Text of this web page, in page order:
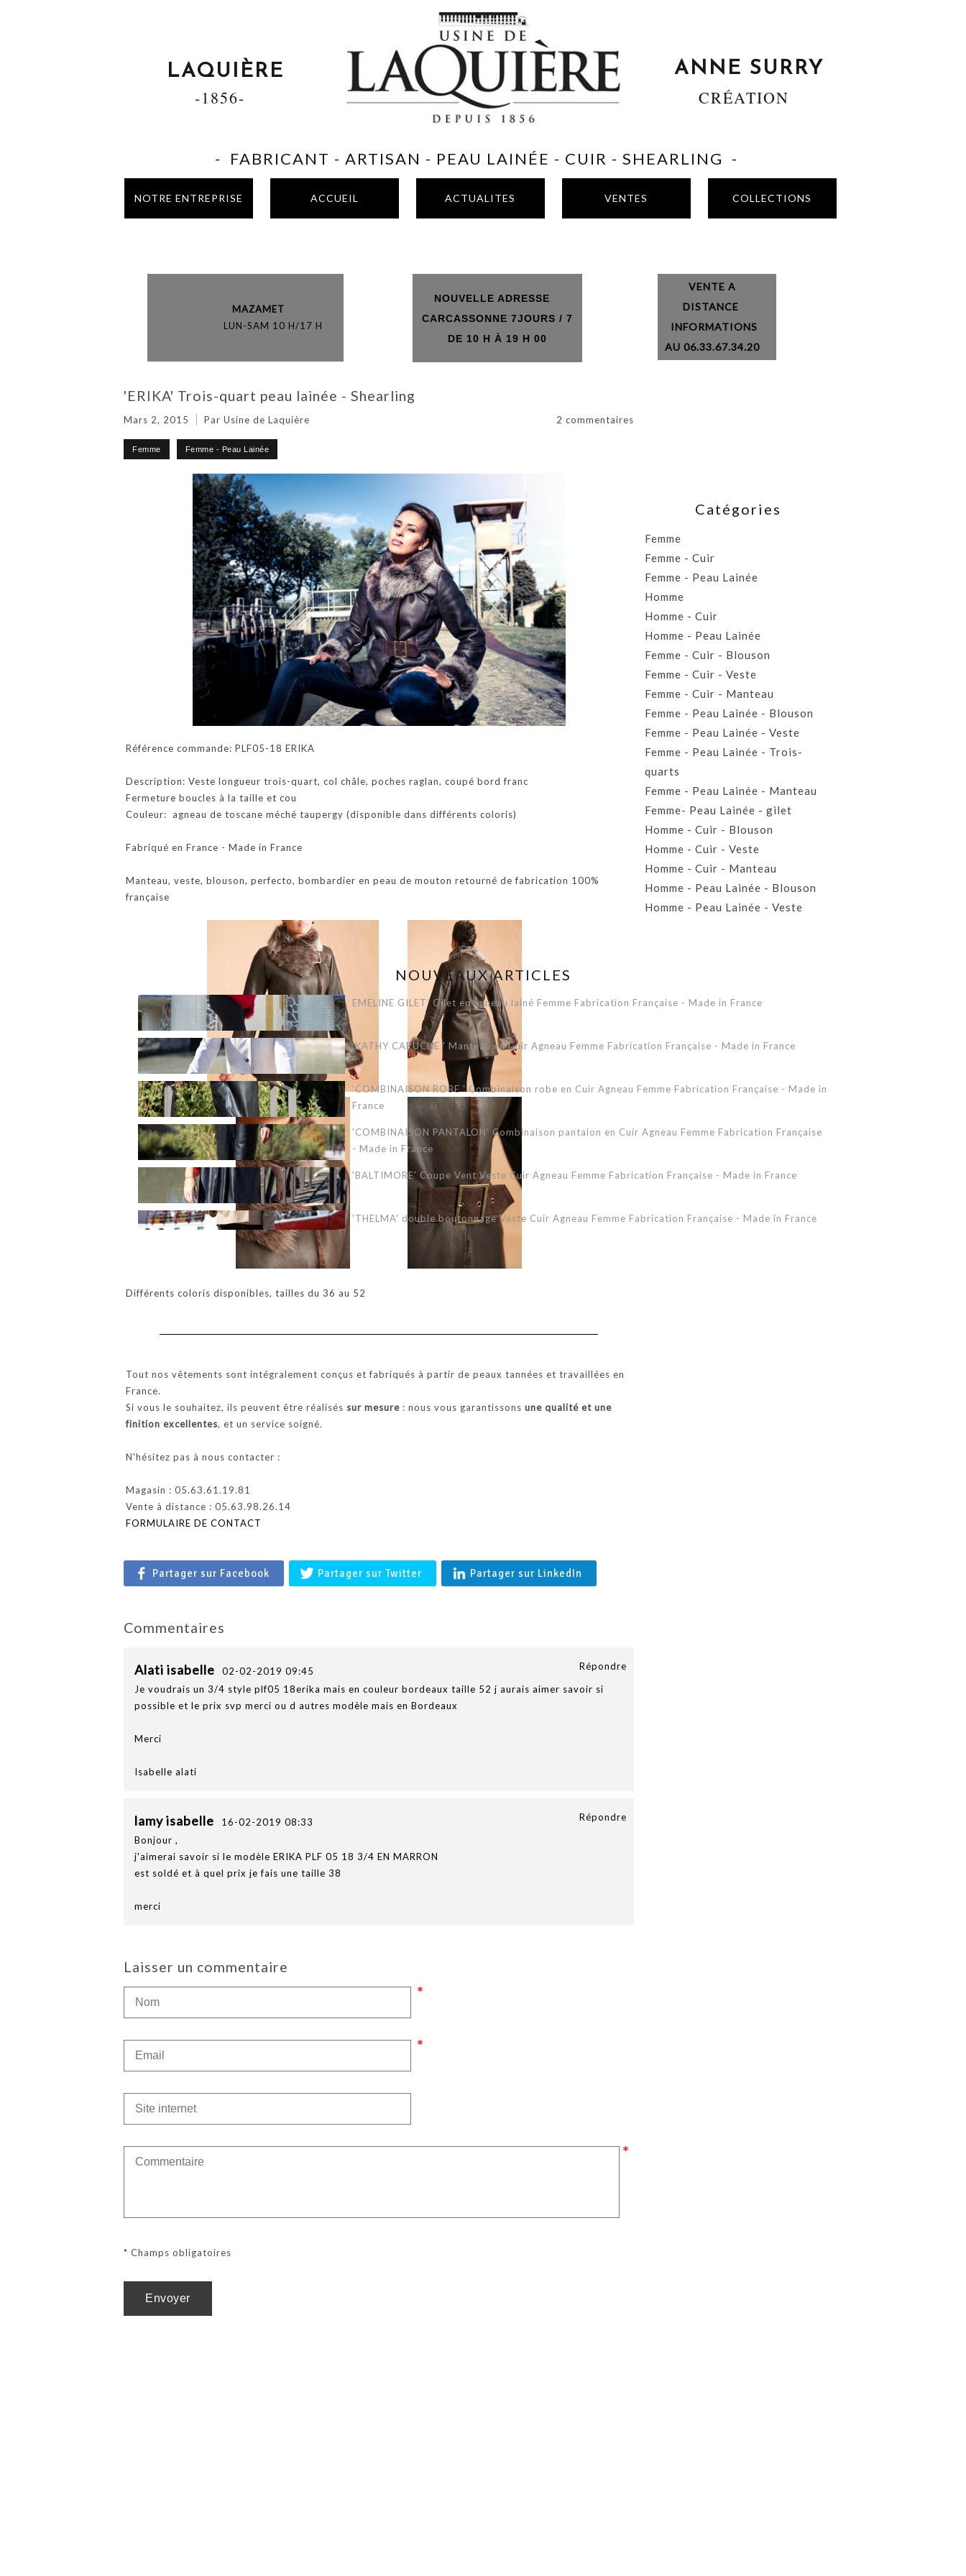
LAQUIÈRE ANNE SURRY
-1856- CRÉATION
NOUVELLE ADRESSE
CARCASSONNE 7JOURS / 7
DE 10 H À 19 H 00
VENTE A
DISTANCE
INFORMATIONS
AU 06.33.67.34.20
- FABRICANT - ARTISAN - PEAU LAINÉE - CUIR - SHEARLING -
MAZAMET
LUN-SAM 10 H/17 H
NOTRE ENTREPRISE ACCUEIL ACTUALITES VENTES COLLECTIONS
'ERIKA' Trois-quart peau lainée - Shearling
Mars 2, 2015 Par Usine de Laquière 2 commentaires
Référence commande: PLF05-18 ERIKA
Description: Veste longueur trois-quart, col châle, poches raglan, coupé bord franc
Fermeture boucles à la taille et cou
Couleur: agneau de toscane méché taupergy (disponible dans différents coloris)
Fabriqué en France - Made in France
Manteau, veste, blouson, perfecto, bombardier en peau de mouton retourné de fabrication 100%
française
Différents coloris disponibles, tailles du 36 au 52
Tout nos vêtements sont intégralement conçus et fabriqués à partir de peaux tannées et travaillées en
France.
Si vous le souhaitez, ils peuvent être réalisés sur mesure : nous vous garantissons une qualité et une
finition excellentes, et un service soigné.
N'hésitez pas à nous contacter :
Magasin : 05.63.61.19.81
Vente à distance : 05.63.98.26.14
FORMULAIRE DE CONTACT
Partager sur Facebook Partager sur Twitter Partager sur LinkedIn
Commentaires
Alati isabelle 02-02-2019 09:45
Répondre
Je voudrais un 3/4 style plf05 18erika mais en couleur bordeaux taille 52 j aurais aimer savoir si
possible et le prix svp merci ou d autres modèle mais en Bordeaux
Merci
Isabelle alati
lamy isabelle 16-02-2019 08:33
Répondre
Bonjour ,
j'aimerai savoir si le modèle ERIKA PLF 05 18 3/4 EN MARRON
est soldé et à quel prix je fais une taille 38
merci
Laisser un commentaire
* Champs obligatoires
Catégories
Femme
Femme - Cuir
Femme - Peau Lainée
Homme
Homme - Cuir
Homme - Peau Lainée
Femme - Cuir - Blouson
Femme - Cuir - Veste
Femme - Cuir - Manteau
Femme - Peau Lainée - Blouson
Femme - Peau Lainée - Veste
Femme - Peau Lainée - Trois-
quarts
Femme - Peau Lainée - Manteau
Femme- Peau Lainée - gilet
Homme - Cuir - Blouson
Homme - Cuir - Veste
Homme - Cuir - Manteau
Homme - Peau Lainée - Blouson
Homme - Peau Lainée - Veste
Femme - Peau lainée - Coupe Vent
Pantalon
NOUVEAUX ARTICLES
EMELINE GILET' Gilet en agneau lainé Femme Fabrication Française - Made in France
'KATHY CAPUCHE ' Manteau en Cuir Agneau Femme Fabrication Française - Made in France
'COMBINAISON ROBE ' Combinaison robe en Cuir Agneau Femme Fabrication Française - Made in
France
'COMBINAISON PANTALON' Combinaison pantalon en Cuir Agneau Femme Fabrication Française
- Made in France
'BALTIMORE' Coupe Vent Veste Cuir Agneau Femme Fabrication Française - Made in France
'THELMA' double boutonnage Veste Cuir Agneau Femme Fabrication Française - Made in France
'ERIKA 3/4' Veste Cuir Agneau Femme Fabrication Française - Made in France